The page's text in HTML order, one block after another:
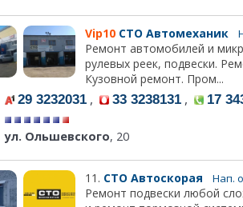
Vip10 СТО Автомеханик
Ремонт автомобилей и
рулевых реек, подвески.
Кузовной ремонт. Пром...
29 3232031 , 33 3238131 , 17
ул. Ольшевского, 20
11. СТО Автоскорая Нап.
Ремонт подвески любой